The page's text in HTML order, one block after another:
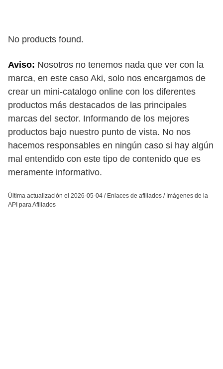
No products found.
Aviso: Nosotros no tenemos nada que ver con la
marca, en este caso Aki, solo nos encargamos de
crear un mini-catalogo online con los diferentes
productos más destacados de las principales
marcas del sector. Informando de los mejores
productos bajo nuestro punto de vista. No nos
hacemos responsables en ningún caso si hay algún
mal entendido con este tipo de contenido que es
meramente informativo.
Última actualización el 2026-05-04 / Enlaces de afiliados / Imágenes de la
API para Afiliados